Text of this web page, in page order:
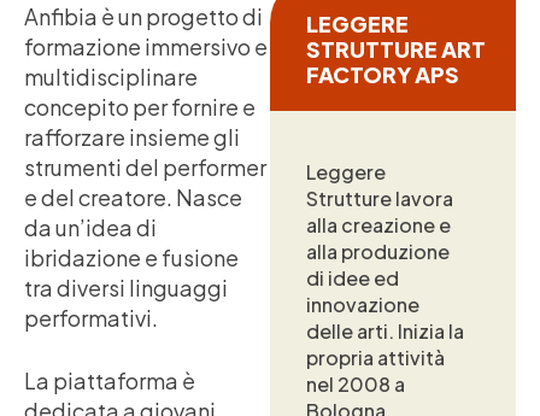
Anfibia è un progetto di
formazione immersivo e
multidisciplinare
concepito per fornire e
rafforzare insieme gli
strumenti del performer
e del creatore. Nasce
da un’idea di
ibridazione e fusione
tra diversi linguaggi
performativi.
La piattaforma è
dedicata a giovani
LEGGERE
STRUTTURE ART
FACTORY APS
Leggere
Strutture lavora
alla creazione e
alla produzione
di idee ed
innovazione
delle arti. Inizia la
propria attività
nel 2008 a
Bologna